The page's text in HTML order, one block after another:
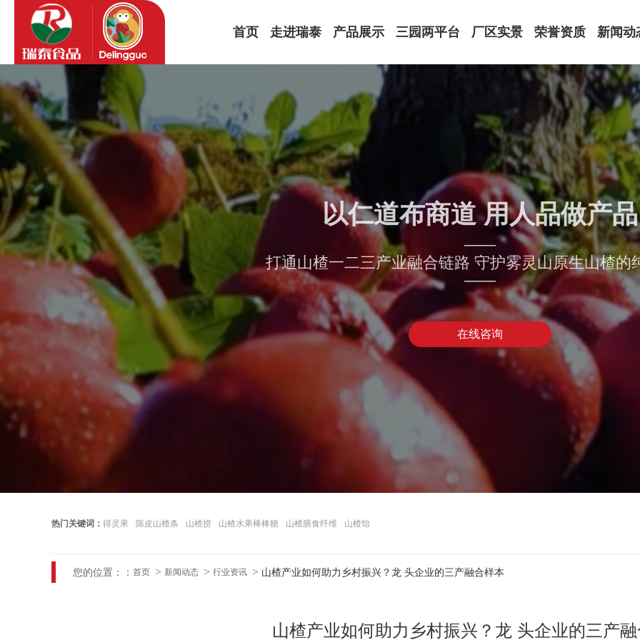
首页 走进瑞泰
品牌故事
企业文化
发展历程
产品展示
饮品罐头系列
果脯蜜饯系列
健康萃取系列
特色礼盒系列
三园两平台 厂区实景
实验室
办公环境
设备展示
荣誉资质
荣誉资质
注册商标
原材料认证
专利证书
体系认证
新闻动
公司动
领导关
媒体报
行业资
以仁道布商道 用人品做产品
——
打通山楂一二三产业融合链路 守护雾灵山原生山楂的
——
在线咨询
热门关键词： 得灵果 陈皮山楂条 山楂捞 山楂水果棒棒糖 山楂膳食纤维 山楂饴
您的位置：： 首页 新闻动态 行业资讯 山楂产业如何助力乡村振兴？龙 头企业的三产融合样本
山楂产业如何助力乡村振兴？龙 头企业的三产